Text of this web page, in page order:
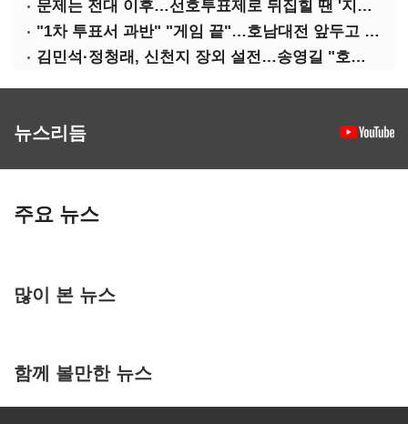
문제는 전대 이후…선호투표제로 뒤집힐 땐 '지지층 불복'
"1차 투표서 과반" "게임 끝"…호남대전 앞두고 '충돌'
김민석·정청래, 신천지 장외 설전…송영길 "호남 계몽 규탄"
뉴스리듬
주요 뉴스
많이 본 뉴스
함께 볼만한 뉴스